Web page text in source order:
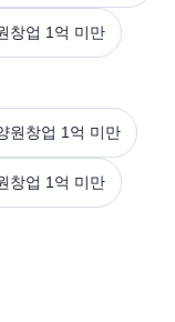
창업 1억 미만
원창업 1억 미만
창업 1억 미만